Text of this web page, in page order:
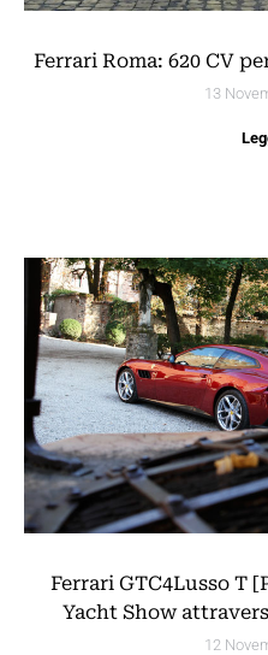
Ferrari Roma: 620 CV
13
Ferrari GTC4Lusso T
Yacht Show
12